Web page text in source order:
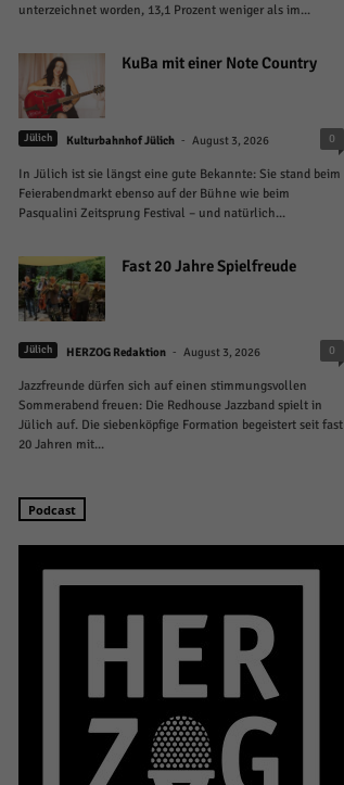
unterzeichnet worden, 13,1 Prozent weniger als im...
KuBa mit einer Note Country
Jülich Kulturbahnhof Jülich - August 3, 2026 0
In Jülich ist sie längst eine gute Bekannte: Sie stand beim
Feierabendmarkt ebenso auf der Bühne wie beim
Pasqualini Zeitsprung Festival – und natürlich...
Fast 20 Jahre Spielfreude
Jülich HERZOG Redaktion - August 3, 2026 0
Jazzfreunde dürfen sich auf einen stimmungsvollen
Sommerabend freuen: Die Redhouse Jazzband spielt in
Jülich auf. Die siebenköpfige Formation begeistert seit fast
20 Jahren mit...
Podcast
Impressum